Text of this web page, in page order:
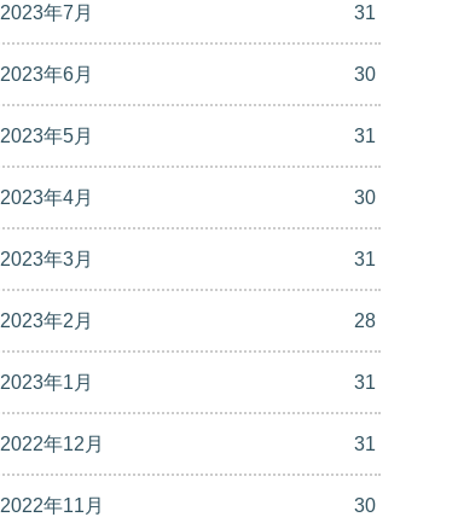
2023年7月 31
2023年6月 30
2023年5月 31
2023年4月 30
2023年3月 31
2023年2月 28
2023年1月 31
2022年12月 31
2022年11月 30